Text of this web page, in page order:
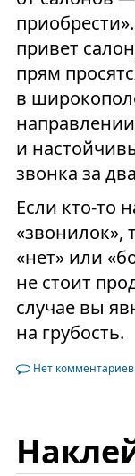
привет
прям
в
и
звонка за
Если кто-то
«звонилок»,
«нет» или
не стоит
случае вы
на грубость.
Нет комментариев